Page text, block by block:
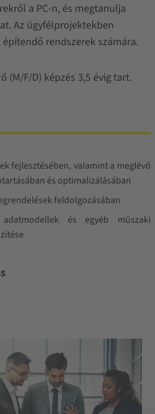
a PC-n, és megtanulja
Az ügyfélprojektekben
rendszerek számára.
(M/F/D) képzés 3,5 évig tart.
fejlesztésében, valamint a meglévő
és optimalizálásában
feldolgozásában
és egyéb műszaki